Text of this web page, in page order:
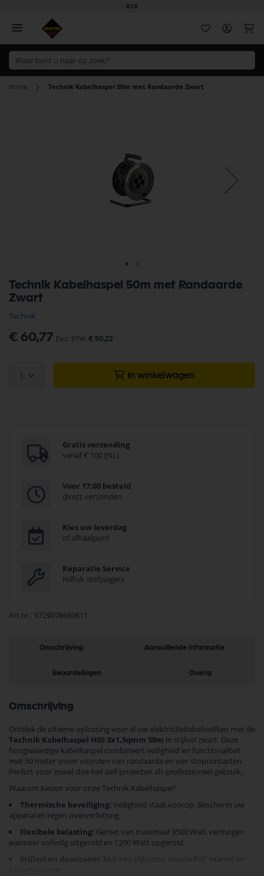
B2B
Home Technik Kabelhaspel 50m met Randaarde Zwart
Technik Kabelhaspel 50m met Randaarde
Zwart
Technik
€ 60,77 € 50,22
1 In winkelwagen
Gratis verzending
vanaf € 100 (NL)
Voor 17:00 besteld
direct verzonden
Kies uw leverdag
of afhaalpunt
Reparatie Service
Nilfisk stofzuigers
Art.nr. 9729078660611
naar
het
van
de
afbeeldingen-
Omschrijving Aanvullende informatie
Beoordelingen Overig
Omschrijving
Ontdek de ultieme oplossing voor al uw elektriciteitsbehoeften met de
Technik Kabelhaspel H05 3x1,5qmm 50m in stijlvol zwart. Deze
hoogwaardige kabelhaspel combineert veiligheid en functionaliteit
met 50 meter snoer voorzien van randaarde en vier stopcontacten.
Perfect voor zowel doe-het-zelf projecten als professioneel gebruik.
Waarom kiezen voor onze Technik Kabelhaspel?
Thermische beveiliging: Veiligheid staat voorop. Bescherm uw
apparaten tegen oververhitting.
Flexibele belasting: Geniet van maximaal 3500 Watt vermogen
wanneer volledig uitgerold en 1200 Watt opgerold.
Stijlvol en duurzaam: Met een slijtvaste, zwarte PVC mantel en